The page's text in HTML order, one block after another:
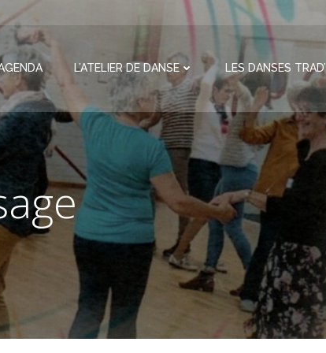
L’ATELIER DE DANSE LES DANSES TRAD’